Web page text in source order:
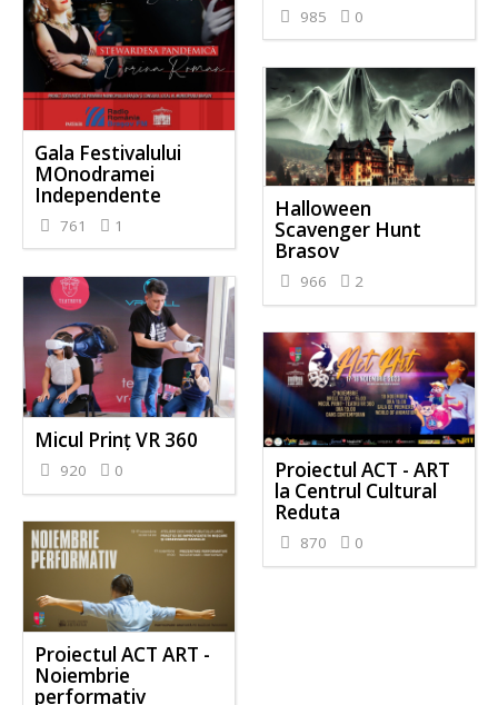
985 0
Gala Festivalului
MOnodramei
Independente
761 1
Halloween
Scavenger Hunt
Brasov
966 2
Micul Prinț VR 360
920 0
Proiectul ACT - ART
la Centrul Cultural
Reduta
870 0
Proiectul ACT ART -
Noiembrie
performativ